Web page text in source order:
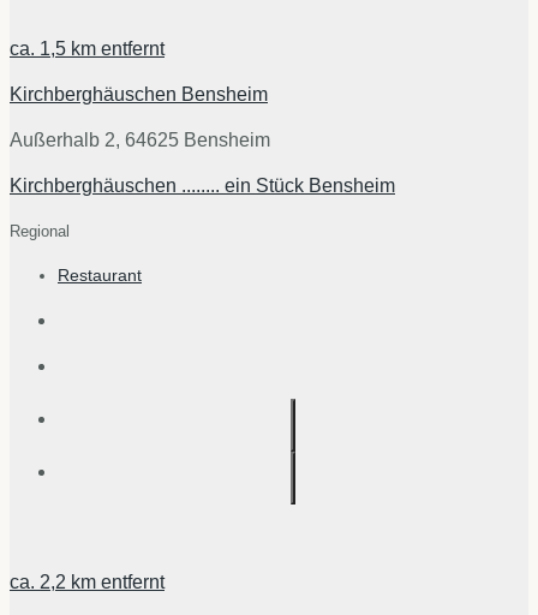
ca. 1,5 km entfernt
Kirchberghäuschen Bensheim
Außerhalb 2, 64625 Bensheim
Kirchberghäuschen ........ ein Stück Bensheim
Regional
Restaurant
ca. 2,2 km entfernt